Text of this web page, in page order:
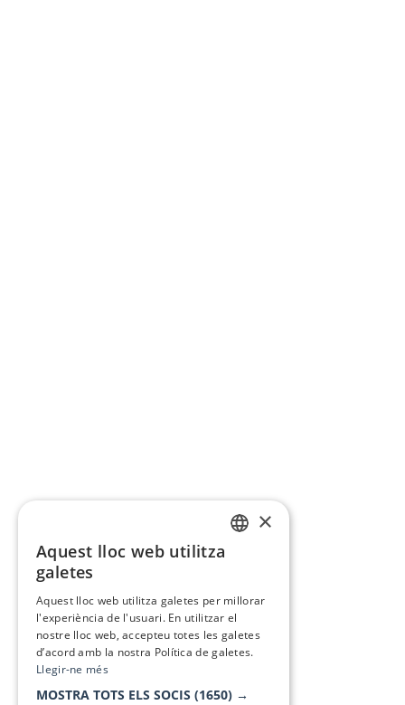
×
Aquest lloc web utilitza
galetes
Aquest lloc web utilitza galetes per millorar
l'experiència de l'usuari. En utilitzar el
nostre lloc web, accepteu totes les galetes
d’acord amb la nostra Política de galetes.
Llegir-ne més
MOSTRA TOTS ELS SOCIS (1650) →